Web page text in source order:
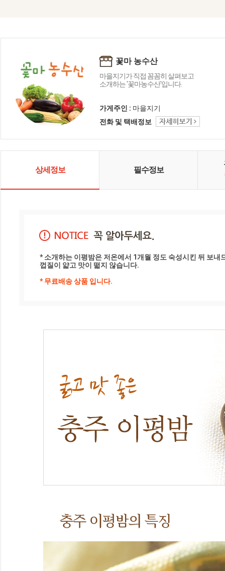
꽃마 농수산
마을지기가 직접 꼼꼼히 살펴보고
소개하는 '꽃마농수산'입니다.
가게주인 : 마을지기
전화 및 택배정보
상세정보 필수정보
* 소개하는 이평밤은 저온에서 1개월 정도 숙성시킨 뒤 보
껍질이 얇고 맛이 떫지 않습니다.
* 무료배송 상품 입니다.